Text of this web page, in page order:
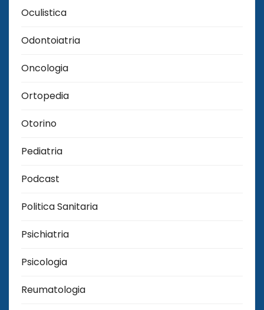
Oculistica
Odontoiatria
Oncologia
Ortopedia
Otorino
Pediatria
Podcast
Politica Sanitaria
Psichiatria
Psicologia
Reumatologia